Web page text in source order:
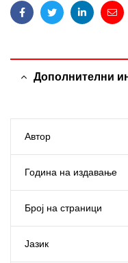
FacebookTwitterLinkedin
Дополнителни
Автор
Година на издавање
Број на страници
Јазик